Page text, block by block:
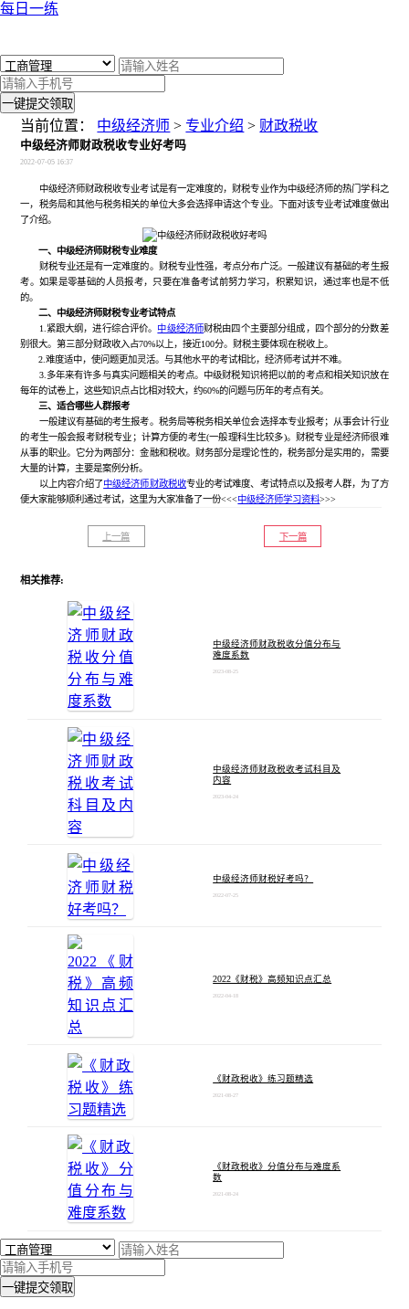
每日一练
一键提交领取
当前位置： 中级经济师 >专业介绍 > 财政税收
中级经济师财政税收专业好考吗
2022-07-05 16:37
中级经济师财政税收专业考试是有一定难度的，财税专业作为中级经济师的热门学科之
一，税务局和其他与税务相关的单位大多会选择申请这个专业。下面对该专业考试难度做出
了介绍。
一、中级经济师财税专业难度
财税专业还是有一定难度的。财税专业性强，考点分布广泛。一般建议有基础的考生报
考。如果是零基础的人员报考，只要在准备考试前努力学习，积累知识，通过率也是不低
的。
二、中级经济师财税专业考试特点
1.紧跟大纲，进行综合评价。 中级经济师财税由四个主要部分组成，四个部分的分数差
别很大。第三部分财政收入占70%以上，接近100分。财税主要体现在税收上。
2.难度适中，使问题更加灵活。与其他水平的考试相比，经济师考试并不难。
3.多年来有许多与真实问题相关的考点。中级财税知识将把以前的考点和相关知识放在
每年的试卷上，这些知识点占比相对较大，约60%的问题与历年的考点有关。
三、适合哪些人群报考
一般建议有基础的考生报考。税务局等税务相关单位会选择本专业报考；从事会计行业
的考生一般会报考财税专业；计算方便的考生(一般理科生比较多)。财税专业是经济师很难
从事的职业。它分为两部分：金融和税收。财务部分是理论性的，税务部分是实用的，需要
大量的计算，主要是案例分析。
以上内容介绍了中级经济师财政税收专业的考试难度、考试特点以及报考人群，为了方
便大家能够顺利通过考试，这里为大家准备了一份<<<中级经济师学习资料>>>
上一篇 下一篇
相关推荐:
中级经济师财政税收分值分布与
难度系数
2023-08-25
中级经济师财政税收考试科目及
内容
2023-04-24
中级经济师财税好考吗？
2022-07-25
2022《财税》高频知识点汇总
2022-04-18
《财政税收》练习题精选
2021-08-27
《财政税收》分值分布与难度系
数
2021-08-24
一键提交领取